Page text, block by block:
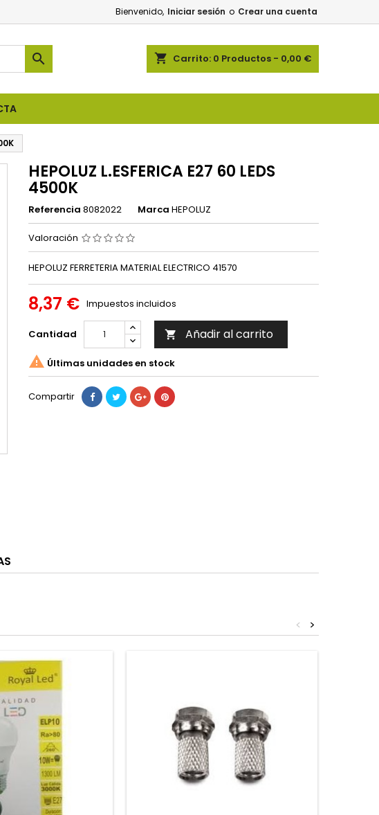
Bienvenido, Iniciar sesión o Crear una cuenta
shopping_cart Carrito: 0 Productos - 0,00 €

HEPOLUZ L.ESFERICA E27 60 LEDS
4500K
Referencia 8082022 Marca HEPOLUZ
Valoración
HEPOLUZ FERRETERIA MATERIAL ELECTRICO 41570
8,37 € Impuestos incluidos
Cantidad  Añadir al carrito
 Últimas unidades en stock
Compartir
>
<